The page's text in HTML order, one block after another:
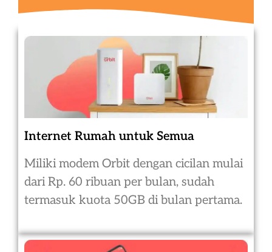
Internet Rumah untuk Semua
Miliki modem Orbit dengan cicilan mulai
dari Rp. 60 ribuan per bulan, sudah
termasuk kuota 50GB di bulan pertama.